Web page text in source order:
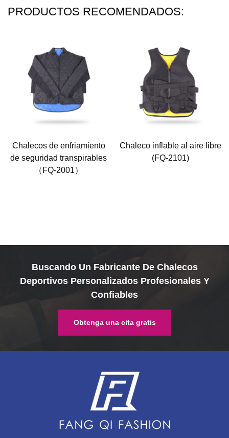
PRODUCTOS RECOMENDADOS:
Chalecos de enfriamiento
de seguridad transpirables
（FQ-2001）
Chaleco inflable al aire libre
(FQ-2101)
Buscando Un Fabricante De Chalecos
Deportivos Personalizados Profesionales Y
Confiables
Obtenga una cita gratis